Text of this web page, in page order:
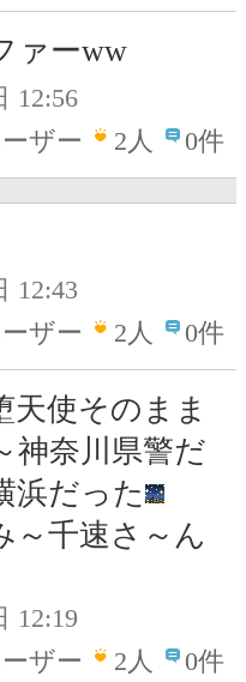
ァーww
12:56
ザー
2人 0件
12:43
ザー
2人 0件
天使そのまま
神奈川県警だ
浜だった
～千速さ～ん
12:19
ザー
2人 0件